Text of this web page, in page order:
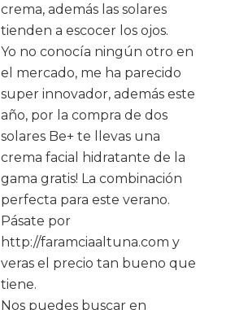
crema, además las solares
tienden a escocer los ojos.
Yo no conocía ningún otro en
el mercado, me ha parecido
super innovador, además este
año, por la compra de dos
solares Be+ te llevas una
crema facial hidratante de la
gama gratis! La combinación
perfecta para este verano.
Pásate por
http://faramciaaltuna.com y
veras el precio tan bueno que
tiene.
Nos puedes buscar en